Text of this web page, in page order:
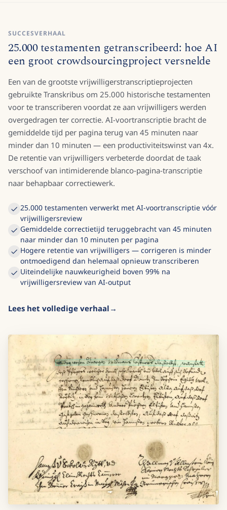
SUCCESVERHAAL
25.000 testamenten getranscribeerd: hoe AI
een groot crowdsourcingproject versnelde
Een van de grootste vrijwilligerstranscriptieprojecten
gebruikte Transkribus om 25.000 historische testamenten
voor te transcriberen voordat ze aan vrijwilligers werden
overgedragen ter correctie. AI-voortranscriptie bracht de
gemiddelde tijd per pagina terug van 45 minuten naar
minder dan 10 minuten — een productiviteitswinst van 4x.
De retentie van vrijwilligers verbeterde doordat de taak
verschoof van intimiderende blanco-pagina-transcriptie
naar behapbaar correctiewerk.
25.000 testamenten verwerkt met AI-voortranscriptie vóór
vrijwilligersreview
Gemiddelde correctietijd teruggebracht van 45 minuten
naar minder dan 10 minuten per pagina
Hogere retentie van vrijwilligers — corrigeren is minder
ontmoedigend dan helemaal opnieuw transcriberen
Uiteindelijke nauwkeurigheid boven 99% na
vrijwilligersreview van AI-output
Lees het volledige verhaal